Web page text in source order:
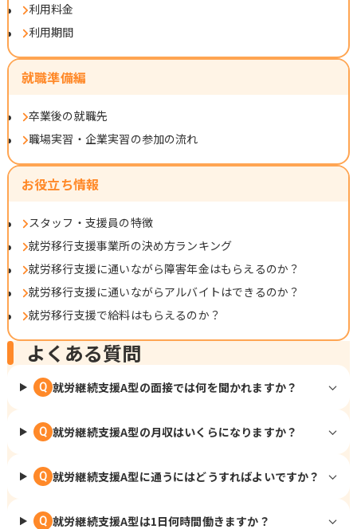
利用料金
利用期間
就職準備編
卒業後の就職先
職場実習・企業実習の参加の流れ
お役立ち情報
スタッフ・支援員の特徴
就労移行支援事業所の決め方ランキング
就労移行支援に通いながら障害年金はもらえるのか？
就労移行支援に通いながらアルバイトはできるのか？
就労移行支援で給料はもらえるのか？
よくある質問
Q 就労継続支援A型の面接では何を聞かれますか？
Q 就労継続支援A型の月収はいくらになりますか？
Q 就労継続支援A型に通うにはどうすればよいですか？
Q 就労継続支援A型は1日何時間働きますか？